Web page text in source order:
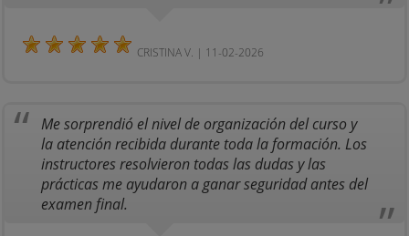
CRISTINA V. | 11-02-2026
Me sorprendió el nivel de organización del curso y
la atención recibida durante toda la formación. Los
instructores resolvieron todas las dudas y las
prácticas me ayudaron a ganar seguridad antes del
examen final.